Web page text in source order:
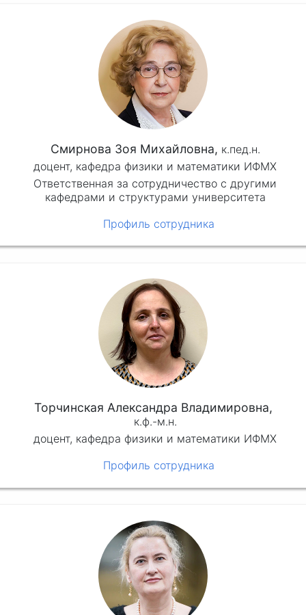
Смирнова Зоя Михайловна, к.пед.н.
доцент, кафедра физики и математики ИФМХ
Ответственная за сотрудничество с другими
кафедрами и структурами университета
Профиль сотрудника
Торчинская Александра Владимировна,
к.ф.-м.н.
доцент, кафедра физики и математики ИФМХ
Профиль сотрудника